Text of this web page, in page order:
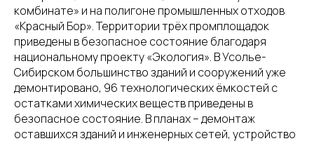
комбинате» и на полигоне промышленных отходов
«Красный Бор». Территории трёх промплощадок
приведены в безопасное состояние благодаря
национальному проекту «Экология». В Усолье-
Сибирском большинство зданий и сооружений уже
демонтировано, 96 технологических ёмкостей с
остатками химических веществ приведены в
безопасное состояние. В планах – демонтаж
оставшихся зданий и инженерных сетей, устройство